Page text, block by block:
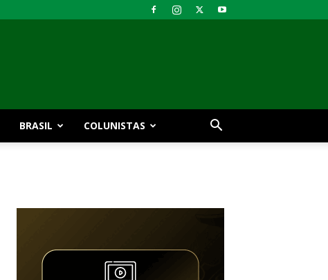
BRASIL COLUNISTAS